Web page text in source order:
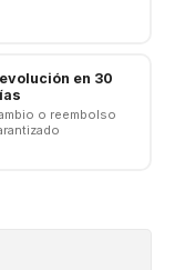
en 30
o reembolso